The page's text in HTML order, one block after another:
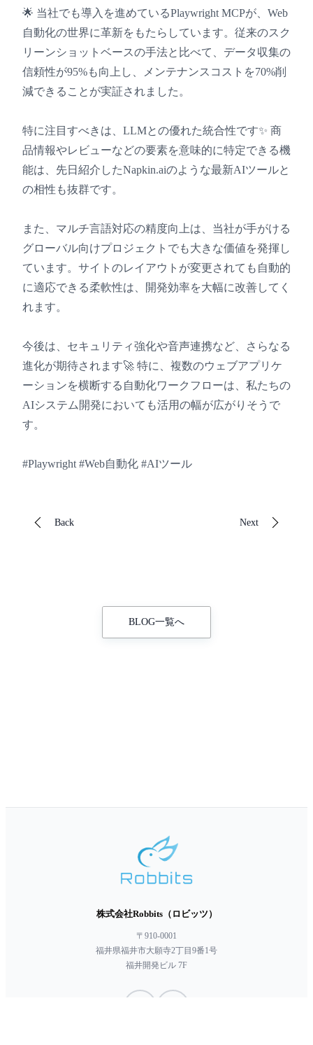
🌟 当社でも導入を進めているPlaywright MCPが、Web
自動化の世界に革新をもたらしています。従来のスク
リーンショットベースの手法と比べて、データ収集の
信頼性が95%も向上し、メンテナンスコストを70%削
減できることが実証されました。
特に注目すべきは、LLMとの優れた統合性です✨ 商
品情報やレビューなどの要素を意味的に特定できる機
能は、先日紹介したNapkin.aiのような最新AIツールと
の相性も抜群です。
また、マルチ言語対応の精度向上は、当社が手がける
グローバル向けプロジェクトでも大きな価値を発揮し
ています。サイトのレイアウトが変更されても自動的
に適応できる柔軟性は、開発効率を大幅に改善してく
れます。
今後は、セキュリティ強化や音声連携など、さらなる
進化が期待されます🚀 特に、複数のウェブアプリケ
ーションを横断する自動化ワークフローは、私たちの
AIシステム開発においても活用の幅が広がりそうで
す。
#Playwright #Web自動化 #AIツール
Back Next
BLOG一覧へ
株式会社Robbits（ロビッツ）
〒910-0001
福井県福井市大願寺2丁目9番1号
福井開発ビル 7F